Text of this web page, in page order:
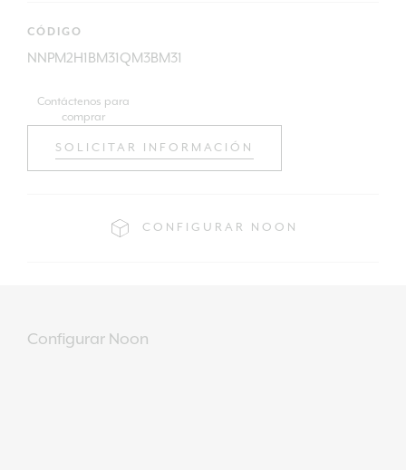
CÓDIGO
NNPM2H1BM31QM3BM31
Contáctenos para
comprar
SOLICITAR INFORMACIÓN
CONFIGURAR NOON
Configurar Noon